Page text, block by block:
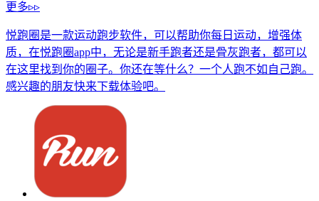
更多▹▹
悦跑圈是一款运动跑步软件，可以帮助你每日运动，增强体
质，在悦跑圈app中，无论是新手跑者还是骨灰跑者，都可以
在这里找到你的圈子。你还在等什么？一个人跑不如自己跑。
感兴趣的朋友快来下载体验吧。